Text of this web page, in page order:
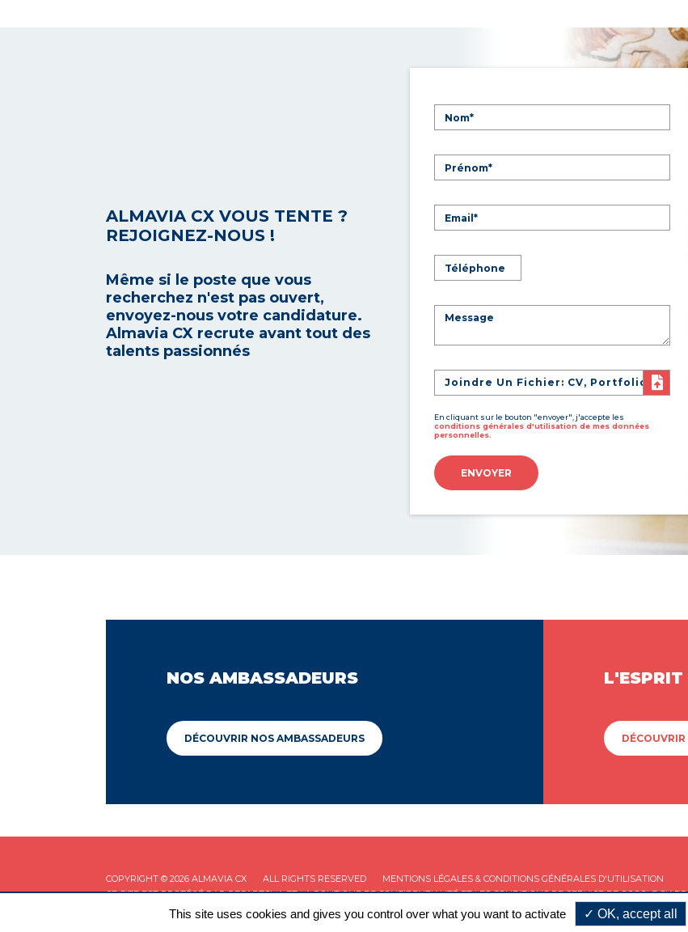
ALMAVIA CX VOUS TENTE ?
REJOIGNEZ-NOUS !
Même si le poste que vous
recherchez n'est pas ouvert,
envoyez-nous votre candidature.
Almavia CX recrute avant tout des
talents passionnés
Joindre Un Fichier: CV, Portfolio
En cliquant sur le bouton "envoyer", j'accepte les
conditions générales d'utilisation de mes données
personnelles.
ENVOYER
NOS AMBASSADEURS
DÉCOUVRIR NOS AMBASSADEURS
COPYRIGHT © 2026 ALMAVIA CX ALL RIGHTS RESERVED
MENTIONS LÉGALES & CONDITIONS GÉNÉRALES D'UTILISATION
CE SITE EST PROTÉGÉ PAR RECAPTCHA ET LAPOLITIQUE DE CONFIDENTIALITÉET LESCONDITIONS DE SERVICEDE GOOGLE
This site uses cookies and gives you control over what you want to activate OK, accept all